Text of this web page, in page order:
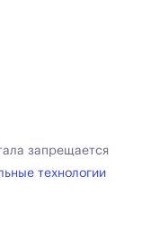
запрещается
технологии